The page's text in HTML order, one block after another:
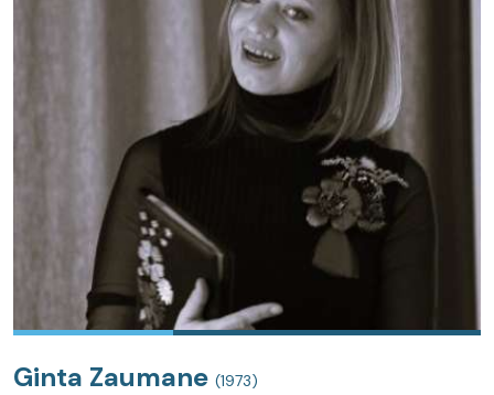
Ginta Zaumane (1973)